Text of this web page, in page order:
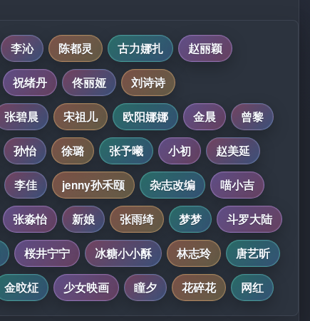
李沁 陈都灵 古力娜扎 赵丽颖
祝绪丹 佟丽娅 刘诗诗
张碧晨 宋祖儿 欧阳娜娜 金晨 曾黎
孙怡 徐璐 张予曦 小初 赵美延
李佳 jenny孙禾颐 杂志改编 喵小吉
张淼怡 新娘 张雨绮 梦梦 斗罗大陆
桜井宁宁 冰糖小小酥 林志玲 唐艺昕
金旼炡 少女映画 瞳夕 花碎花 网红